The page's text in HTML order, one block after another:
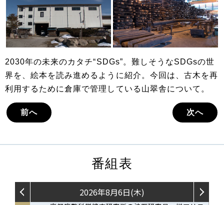
2030年の未来のカタチ“SDGs”。難しそうなSDGsの世
界を、絵本を読み進めるように紹介。今回は、古木を再
利用するために倉庫で管理している山翠舎について。
前へ 次へ
番組表